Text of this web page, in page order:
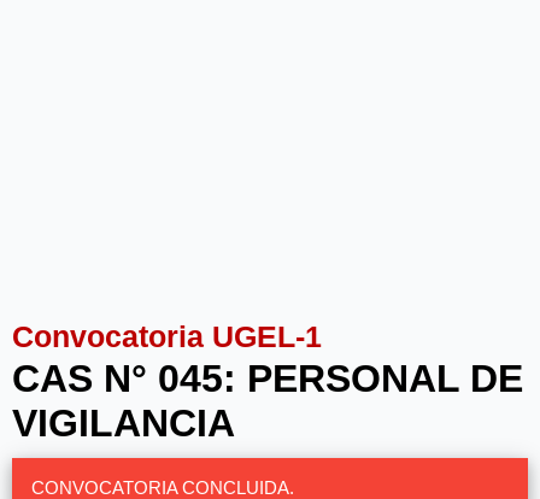
Convocatoria UGEL-1
CAS N° 045: PERSONAL DE
VIGILANCIA
CONVOCATORIA CONCLUIDA.